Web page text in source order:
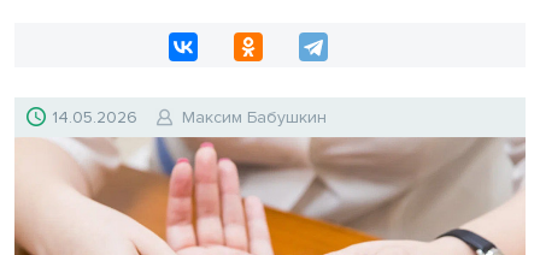
14.05.2026 Максим Бабушкин